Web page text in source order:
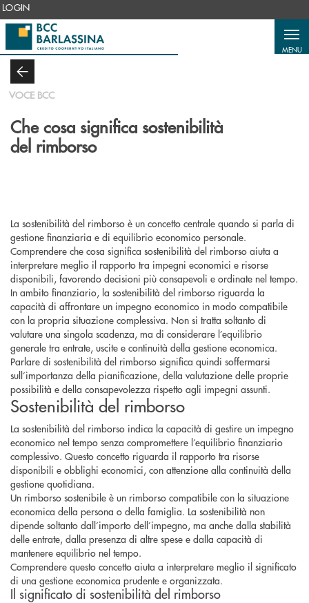
Salta al contenuto principale
LOGIN
MENU
VOCE BCC
Che cosa significa sostenibilità
del rimborso
La sostenibilità del rimborso è un concetto centrale quando si parla di
gestione finanziaria e di equilibrio economico personale.
Comprendere che cosa significa sostenibilità del rimborso aiuta a
interpretare meglio il rapporto tra impegni economici e risorse
disponibili, favorendo decisioni più consapevoli e ordinate nel tempo.
In ambito finanziario, la sostenibilità del rimborso riguarda la
capacità di affrontare un impegno economico in modo compatibile
con la propria situazione complessiva. Non si tratta soltanto di
valutare una singola scadenza, ma di considerare l’equilibrio
generale tra entrate, uscite e continuità della gestione economica.
Parlare di sostenibilità del rimborso significa quindi soffermarsi
sull’importanza della pianificazione, della valutazione delle proprie
possibilità e della consapevolezza rispetto agli impegni assunti.
Sostenibilità del rimborso
La sostenibilità del rimborso indica la capacità di gestire un impegno
economico nel tempo senza compromettere l’equilibrio finanziario
complessivo. Questo concetto riguarda il rapporto tra risorse
disponibili e obblighi economici, con attenzione alla continuità della
gestione quotidiana.
Un rimborso sostenibile è un rimborso compatibile con la situazione
economica della persona o della famiglia. La sostenibilità non
dipende soltanto dall’importo dell’impegno, ma anche dalla stabilità
delle entrate, dalla presenza di altre spese e dalla capacità di
mantenere equilibrio nel tempo.
Comprendere questo concetto aiuta a interpretare meglio il significato
di una gestione economica prudente e organizzata.
Il significato di sostenibilità del rimborso